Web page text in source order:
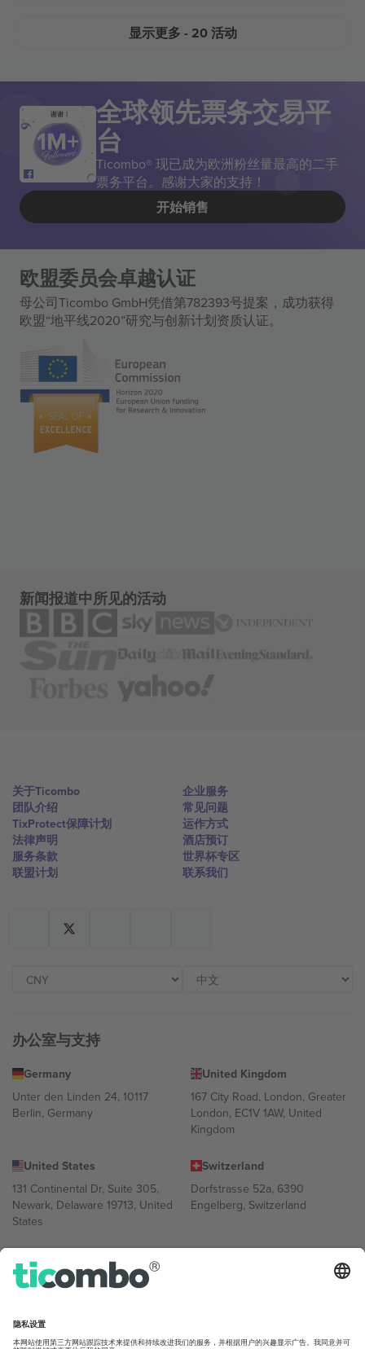
显示更多 - 20 活动
谢谢！ 全球领先票务交易平
台
Ticombo® 现已成为欧洲粉丝量最高的二手
票务平台。感谢大家的支持！
开始销售
欧盟委员会卓越认证
母公司Ticombo GmbH凭借第782393号提案，成功获得
欧盟“地平线2020”研究与创新计划资质认证。
新闻报道中所见的活动
关于Ticombo
团队介绍
TixProtect保障计划
法律声明
服务条款
联盟计划
企业服务
常见问题
运作方式
酒店预订
世界杯专区
联系我们
办公室与支持
Germany
Unter den Linden 24, 10117
Berlin, Germany
United Kingdom
167 City Road, London, Greater
London, EC1V 1AW, United
Kingdom
United States
131 Continental Dr, Suite 305,
Newark, Delaware 19713, United
States
Switzerland
Dorfstrasse 52a, 6390
Engelberg, Switzerland
Bulgaria
Regus Sofia City West, bul
UAE Dubai Silicon Oasis, DDP